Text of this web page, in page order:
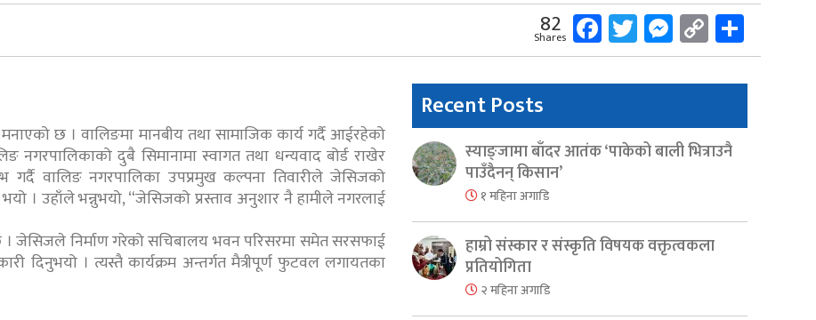
82
Shares Facebook
Twitter
Messenger
Copy
Link
छ । वालिङमा मानबीय तथा सामाजिक कार्य गर्दै आईरहेको
नगरपालिकाको दुबै सिमानामा स्वागत तथा धन्यवाद बोर्ड राखेर
गर्दै वालिङ नगरपालिका उपप्रमुख कल्पना तिवारीले जेसिजको
। उहाँले भन्नुभयो, “जेसिजको प्रस्ताव अनुशार नै हामीले नगरलाई
जेसिजले निर्माण गरेको सचिबालय भवन परिसरमा समेत सरसफाई
दिनुभयो । त्यस्तै कार्यक्रम अन्तर्गत मैत्रीपूर्ण फुटवल लगायतका
Recent Posts
स्याङ्जामा बाँदर आतंक ‘पाकेको बाली भित्राउनै
पाउँदैनन् किसान’
१ महिना अगाडि
हाम्रो संस्कार र संस्कृति विषयक वक्तृत्वकला
प्रतियोगिता
२ महिना अगाडि